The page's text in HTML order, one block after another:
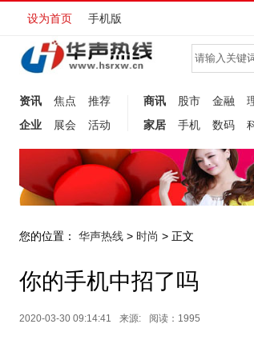
设为首页 手机版
资讯 焦点
推荐
企业
展会 活动
商讯 股市 金融
家居
手机 数码
您的位置： 华声热线 > 时尚 > 正文
你的手机中招了吗
2020-03-30 09:14:41 来源: 阅读：1995